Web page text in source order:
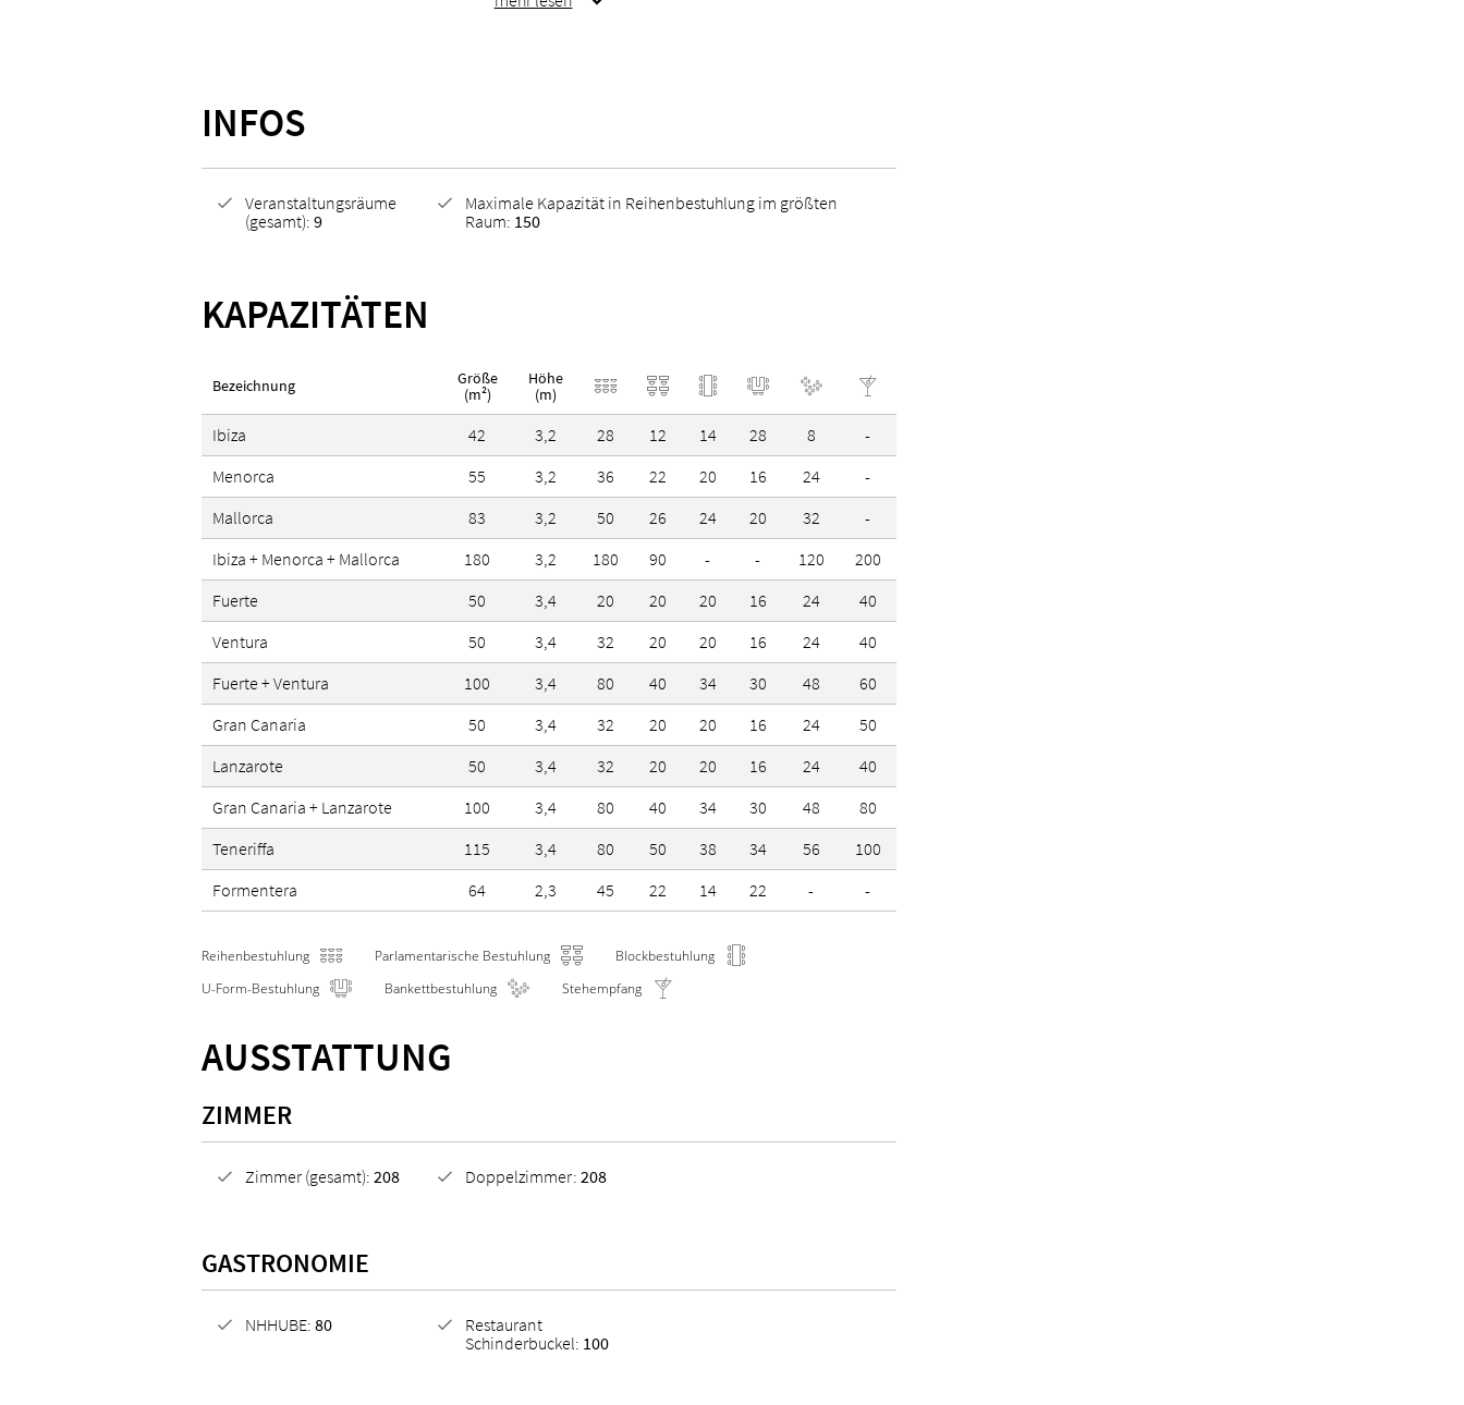
Nachhaltigkeits-Zertifikate und Auszeichnungen:
Partnerbetrieb Nachhaltiges Reiseziel Region Stuttgart
ISO 14001
INFOS
Veranstaltungsräume
(gesamt): 9
Maximale Kapazität in Reihenbestuhlung im größten
Raum: 150
KAPAZITÄTEN
Bezeichnung
Größe
(m²)
Höhe
(m)
Ibiza 42 3,2 28 12 14 28 8
-
Menorca
55 3,2 36 22 20 16 24
-
Mallorca
83 3,2 50 26 24 20 32
-
Ibiza + Menorca + Mallorca
180 3,2 180 90 - - 120
200
Fuerte
50 3,4 20 20 20 16 24
40
Ventura
50 3,4 32 20 20 16 24
40
Fuerte + Ventura
100 3,4 80 40 34 30 48
60
Gran Canaria
50 3,4 32 20 20 16 24
50
Lanzarote
50 3,4 32 20 20 16 24
40
Gran Canaria + Lanzarote
100 3,4 80 40 34 30 48
80
Teneriffa
115 3,4 80 50 38 34 56
100
Formentera
64 2,3 45 22 14 22 - -
Reihenbestuhlung Parlamentarische Bestuhlung
Blockbestuhlung
U-Form-Bestuhlung
Bankettbestuhlung Stehempfang
AUSSTATTUNG
ZIMMER
Zimmer (gesamt): 208 Doppelzimmer:208
GASTRONOMIE
NHHUBE: 80
Restaurant
Schinderbuckel: 100